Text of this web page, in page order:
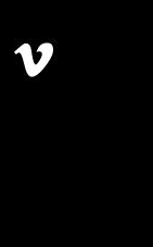
Vimeo